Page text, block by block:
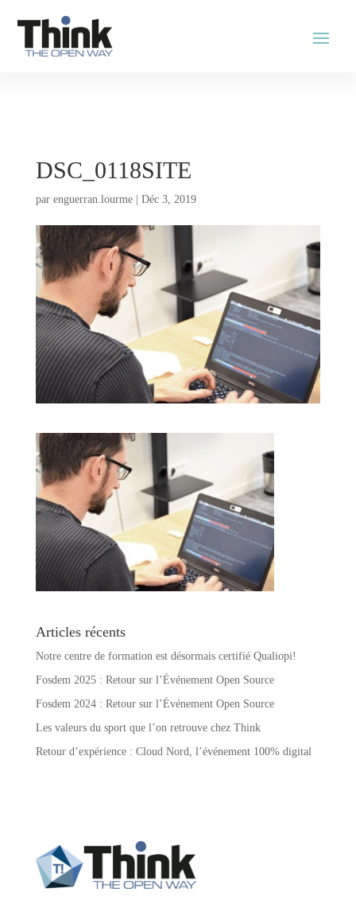
DSC_0118SITE
par enguerran.lourme| Déc 3, 2019
Articles récents
Notre centre de formation est désormais certifié Qualiopi!
Fosdem 2025 : Retour sur l’Événement Open Source
Fosdem 2024 : Retour sur l’Événement Open Source
Les valeurs du sport que l’on retrouve chez Think
Retour d’expérience : Cloud Nord, l’événement 100% digital